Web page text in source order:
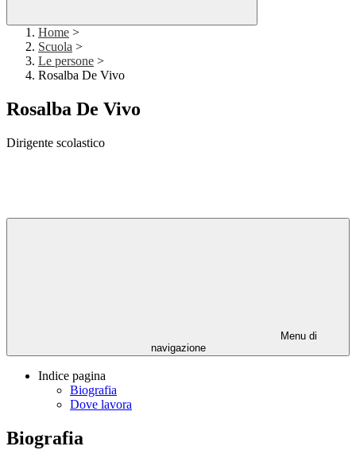
Home >
Scuola >
Le persone >
Rosalba De Vivo
Rosalba De Vivo
Dirigente scolastico
Menu di
navigazione
Indice pagina
Biografia
Dove lavora
Biografia